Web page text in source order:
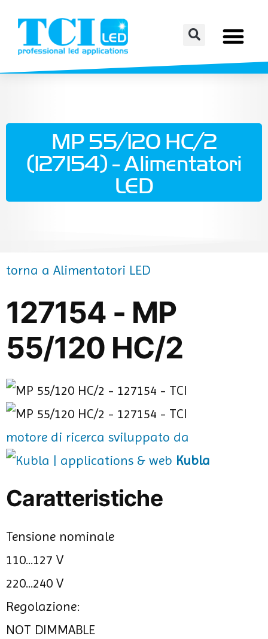
MP 55/120 HC/2
(127154) - Alimentatori
LED
torna a Alimentatori LED
127154 - MP
55/120 HC/2
motore di ricerca sviluppato da
Kubla
Caratteristiche
Tensione nominale
110...127 V
220...240 V
Regolazione:
NOT DIMMABLE